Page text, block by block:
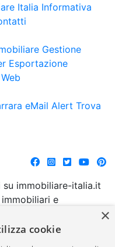
Italia Informativa
Gestione
Esportazione
eMail Alert Trova
su immobiliare-italia.it
e
da parte di
×
cookie